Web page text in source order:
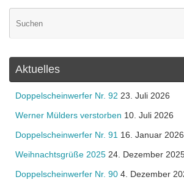
Aktuelles
Doppelscheinwerfer Nr. 92 23. Juli 2026
Werner Mülders verstorben 10. Juli 2026
Doppelscheinwerfer Nr. 91 16. Januar 2026
Weihnachtsgrüße 2025 24. Dezember
Doppelscheinwerfer Nr. 90 4. Dezember